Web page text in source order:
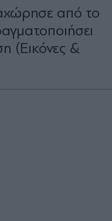
από το
(Εικόνες &